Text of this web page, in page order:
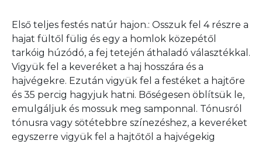
Első teljes festés natúr hajon.: Osszuk fel 4 részre a
hajat fültől fülig és egy a homlok közepétől
tarkóig húzódó, a fej tetején áthaladó választékkal.
Vigyük fel a keveréket a haj hosszára és a
hajvégekre. Ezután vigyük fel a festéket a hajtőre
és 35 percig hagyjuk hatni. Bőségesen öblítsük le,
emulgáljuk és mossuk meg samponnal. Tónusról
tónusra vagy sötétebbre színezéshez, a keveréket
egyszerre vigyük fel a hajtőtől a hajvégekig